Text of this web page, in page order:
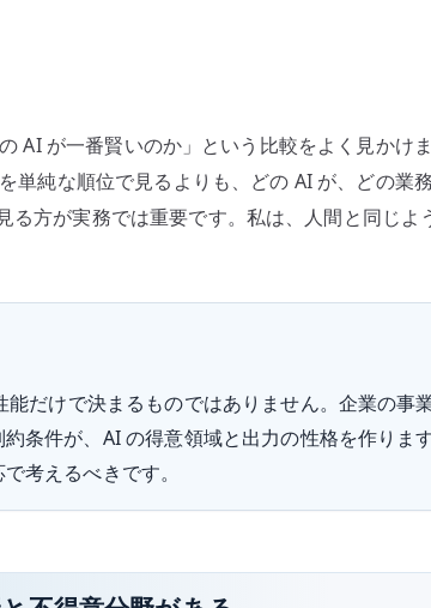
AI が一番賢いのか」という比較をよく見かけ
単純な順位で見るよりも、どの AI が、どの業
る方が実務では重要です。私は、人間と同じよ
能だけで決まるものではありません。企業の事
条件が、AI の得意領域と出力の性格を作りま
考えるべきです。